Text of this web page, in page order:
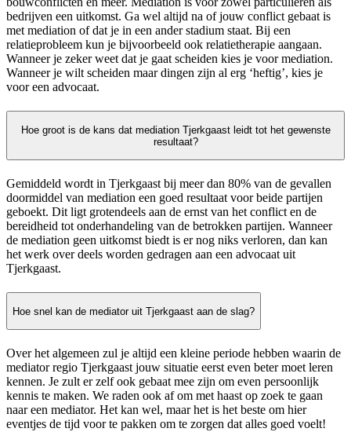
bedrijven een uitkomst. Ga wel altijd na of jouw conflict gebaat is
met mediation of dat je in een ander stadium staat. Bij een
relatieprobleem kun je bijvoorbeeld ook relatietherapie aangaan.
Wanneer je zeker weet dat je gaat scheiden kies je voor mediation.
Wanneer je wilt scheiden maar dingen zijn al erg ‘heftig’, kies je
voor een advocaat.
Hoe groot is de kans dat mediation Tjerkgaast leidt tot het gewenste
resultaat?
Gemiddeld wordt in Tjerkgaast bij meer dan 80% van de gevallen
doormiddel van mediation een goed resultaat voor beide partijen
geboekt. Dit ligt grotendeels aan de ernst van het conflict en de
bereidheid tot onderhandeling van de betrokken partijen. Wanneer
de mediation geen uitkomst biedt is er nog niks verloren, dan kan
het werk over deels worden gedragen aan een advocaat uit
Tjerkgaast.
Hoe snel kan de mediator uit Tjerkgaast aan de slag?
Over het algemeen zul je altijd een kleine periode hebben waarin de
mediator regio Tjerkgaast jouw situatie eerst even beter moet leren
kennen. Je zult er zelf ook gebaat mee zijn om even persoonlijk
kennis te maken. We raden ook af om met haast op zoek te gaan
naar een mediator. Het kan wel, maar het is het beste om hier
eventjes de tijd voor te pakken om te zorgen dat alles goed voelt!